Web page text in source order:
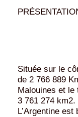
Située sur le
de 2 766 889
Malouines et
3 761 274 km2.
L’Argentine